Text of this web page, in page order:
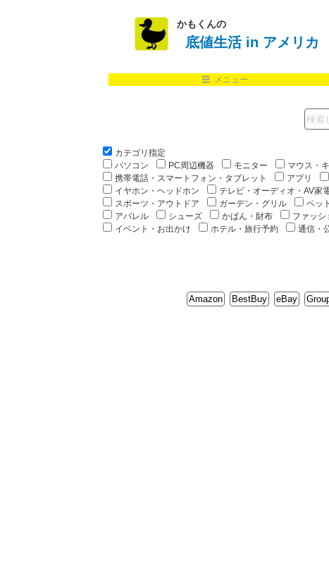
かもくんの
底値生活 in アメリカ
☰ メニュー
カテゴリ指定
パソコン
PC周辺機器 モニター マウス・
携帯電話・スマートフォン・タブレット
アプリ
イヤホン・ヘッドホン
テレビ・オーディオ・AV家
スポーツ・アウトドア
ガーデン・グリル ペット
アパレル
シューズ かばん・財布 ファッシ
イベント・お出かけ
ホテル・旅行予約 通信・